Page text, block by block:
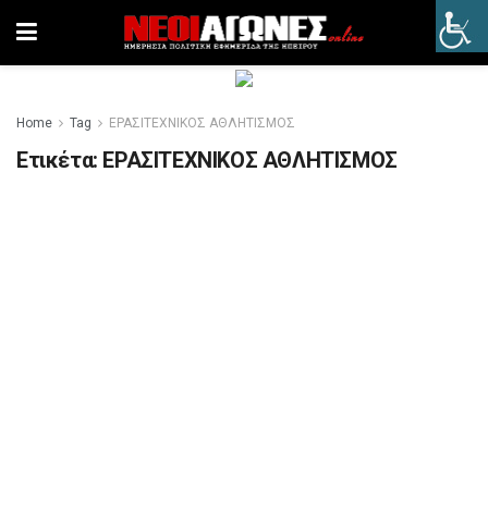
Home Tag ΕΡΑΣΙΤΕΧΝΙΚΟΣ ΑΘΛΗΤΙΣΜΟΣ
Ετικέτα: ΕΡΑΣΙΤΕΧΝΙΚΟΣ ΑΘΛΗΤΙΣΜΟΣ